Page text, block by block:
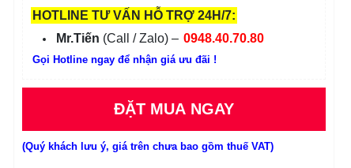
HOTLINE TƯ VẤN HỖ TRỢ 24H/7:
Mr.Tiến (Call / Zalo) – 0948.40.70.80
Gọi Hotline ngay để nhận giá ưu đãi !
ĐẶT MUA NGAY
(Quý khách lưu ý, giá trên chưa bao gồm thuế VAT)